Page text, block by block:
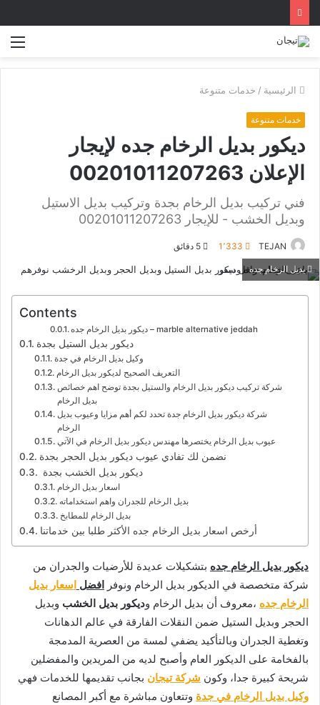
الرئيسية / خدمات متنوعة
خدمات متنوعة
ديكور بديل الرخام جده لإيجار
الإعلان 00201011207263
فني تركيب بديل الرخام بجدة وتركيب بديل الاستيل
وبديل الخشب - للإيجار 00201011207263
TEJAN 1٬333
بديل الرخام جده
Contents
ديكور بديل الرخام جده – marble alternative jeddah
ديكور بديل الستيل بجدة
التعريف الصحيح لديكور بديل الرخام
شركة تركيب ديكور بديل الرخام والستيل بجدة توضح اهم خصائص
بديل الرخام
شركة ديكور بديل الرخام جدة تحدد لكم أهم مزايا وعيوب بديل
الرخام
عيوب بديل الرخام يختصرها مهندس ديكور بديل الرخام في الآتي
نضمن لك تفادي عيوب ديكور بديل الحجر بجدة
ديكور بديل الخشب بجدة
اسعار بديل الرخام
بديل الرخام للجدران واهم استخداماته
بديل الرخام للمطابخ
ديكور بديل الرخام جده بتشكيلات عديدة للأرضيات والجدران من
شركة متخصصة في الديكور بديل الرخام ونوفر افضل اسعار بديل
الرخام جده ،معروف أن بديل الرخام وديكور بديل الخشب وبديل
الحجر وبديل الستيل ضمن النقلات الفارقة في عالم الدهانات
وتغطية الجدران وبالتأكيد يضفي لمسة من العصرية المدمجة
بالفخامة على الديكور العام وأصبح لديه من المريدين والمفضلين
شريحة كبيرة جدا، وكون شركة تيجان بجانب تقديمها للخدمات فهي
وكيل بديل الرخام في جدة وتتعاون مباشرة مع أكبر المصانع